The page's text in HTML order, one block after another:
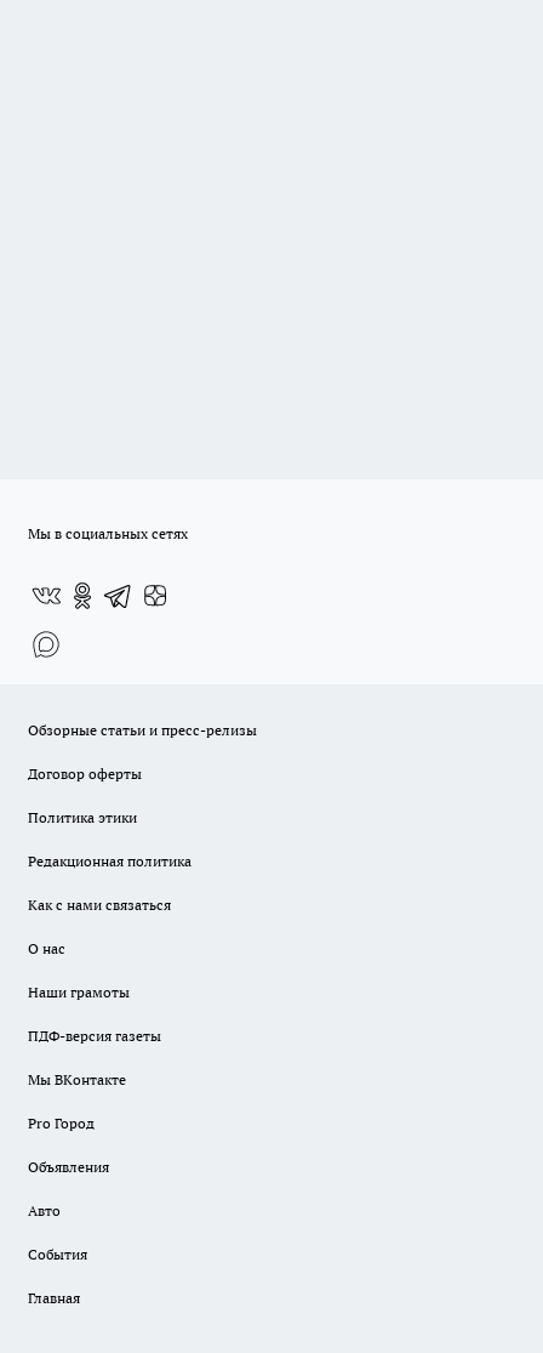
Мы в социальных сетях
Обзорные статьи и пресс-релизы
Договор оферты
Политика этики
Редакционная политика
Как с нами связаться
О нас
Наши грамоты
ПДФ-версия газеты
Мы ВКонтакте
Pro Город
Объявления
Авто
События
Главная